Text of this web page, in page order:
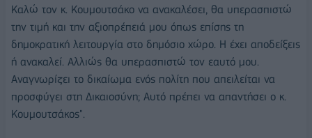
Καλώ τον κ. Κουμουτσάκο να ανακαλέσει, θα υπερασπιστώ
την τιμή και την αξιοπρέπειά μου όπως επίσης τη
δημοκρατική λειτουργία στο δημόσιο χώρο. Η έχει αποδείξεις
ή ανακαλεί. Αλλιώς θα υπερασπιστώ τον εαυτό μου.
Αναγνωρίζει το δικαίωμα ενός πολίτη που απειλείται να
προσφύγει στη Δικαιοσύνη; Αυτό πρέπει να απαντήσει ο κ.
Κουμουτσάκος".